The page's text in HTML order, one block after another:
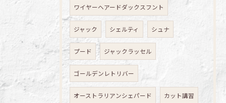
ワイヤーヘアードダックスフント
ジャック シェルティ シュナ
プード ジャックラッセル
ゴールデンレトリバー
オーストラリアンシェパード カット講習